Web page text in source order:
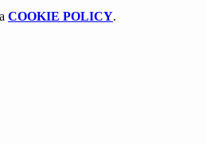
COOKIE POLICY.